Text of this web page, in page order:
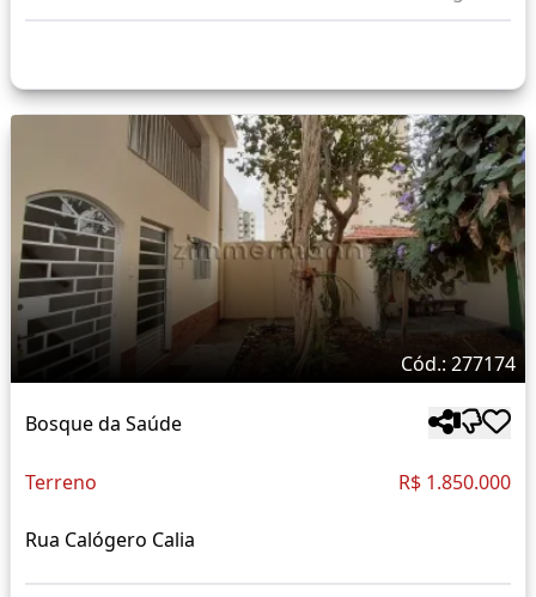
Cód.: 277174
Bosque da Saúde
Terreno R$ 1.850.000
Rua Calógero Calia